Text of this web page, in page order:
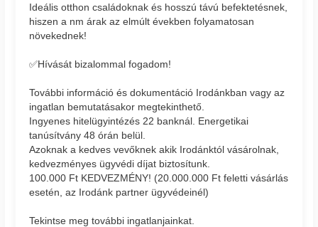
Ideális otthon családoknak és hosszú távú befektetésnek,
hiszen a nm árak az elmúlt években folyamatosan
növekednek!
✅Hívását bizalommal fogadom!
További információ és dokumentáció Irodánkban vagy az
ingatlan bemutatásakor megtekinthető.
Ingyenes hitelügyintézés 22 banknál. Energetikai
tanúsítvány 48 órán belül.
Azoknak a kedves vevőknek akik Irodánktól vásárolnak,
kedvezményes ügyvédi díjat biztosítunk.
100.000 Ft KEDVEZMÉNY! (20.000.000 Ft feletti vásárlás
esetén, az Irodánk partner ügyvédeinél)
Tekintse meg további ingatlanjainkat.